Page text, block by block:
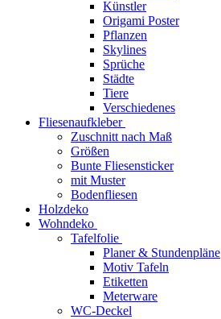
Künstler
Origami Poster
Pflanzen
Skylines
Sprüche
Städte
Tiere
Verschiedenes
Fliesenaufkleber
Zuschnitt nach Maß
Größen
Bunte Fliesensticker
mit Muster
Bodenfliesen
Holzdeko
Wohndeko
Tafelfolie
Planer & Stundenpläne
Motiv Tafeln
Etiketten
Meterware
WC-Deckel